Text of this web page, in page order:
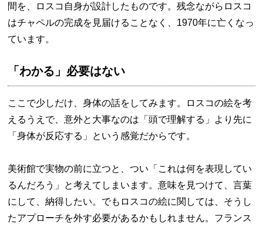
間を、ロスコ自身が設計したものです。残念ながらロスコ
はチャペルの完成を見届けることなく、1970年に亡くなっ
ています。
「わかる」必要はない
ここで少しだけ、身体の話をしてみます。ロスコの絵を考
えるうえで、意外と大事なのは「頭で理解する」より先に
「身体が反応する」という感覚だからです。
美術館で実物の前に立つと、つい「これは何を表現してい
るんだろう」と考えてしまいます。意味を見つけて、言葉
にして、納得したい。でもロスコの絵に関しては、そうし
たアプローチを外す必要があるかもしれません。フランス